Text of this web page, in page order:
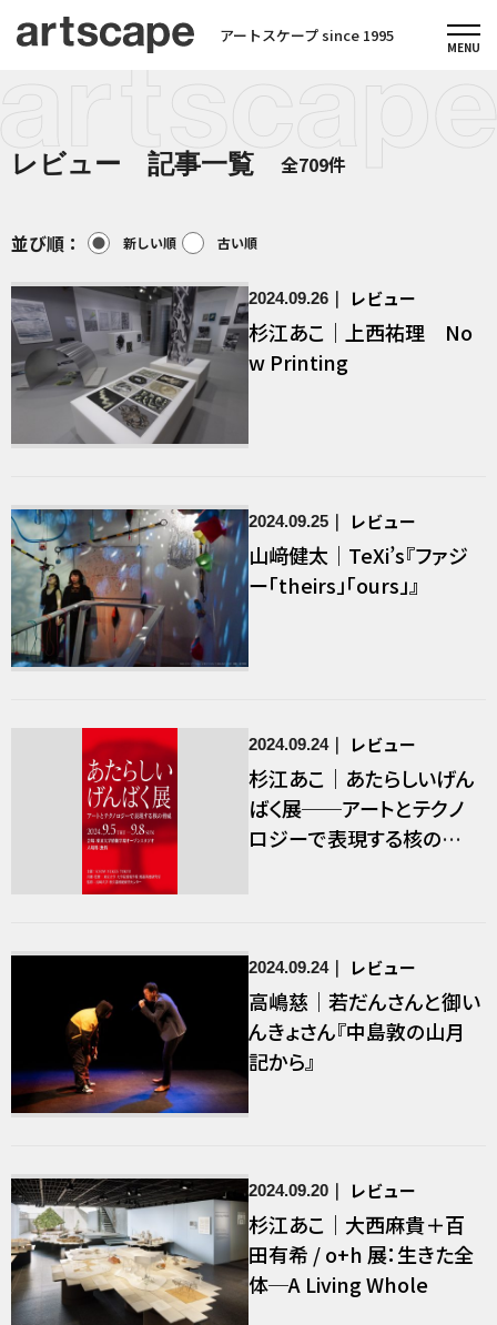
アートスケープ since 1995
レビュー 記事一覧 全709件
並び順： 新しい順 古い順
2024.09.26 レビュー
杉江あこ｜上西祐理 No
w Printing
2024.09.25 レビュー
山﨑健太｜TeXi’s『ファジ
ー「theirs」「ours」』
2024.09.24 レビュー
杉江あこ｜あたらしいげん
ばく展──アートとテクノ
ロジーで表現する核の脅
2024.09.24 レビュー
高嶋慈｜若だんさんと御い
んきょさん『中島敦の山月
記から』
2024.09.20 レビュー
杉江あこ｜大西麻貴＋百
田有希 / o+h 展：生きた全
体─A Living Whole